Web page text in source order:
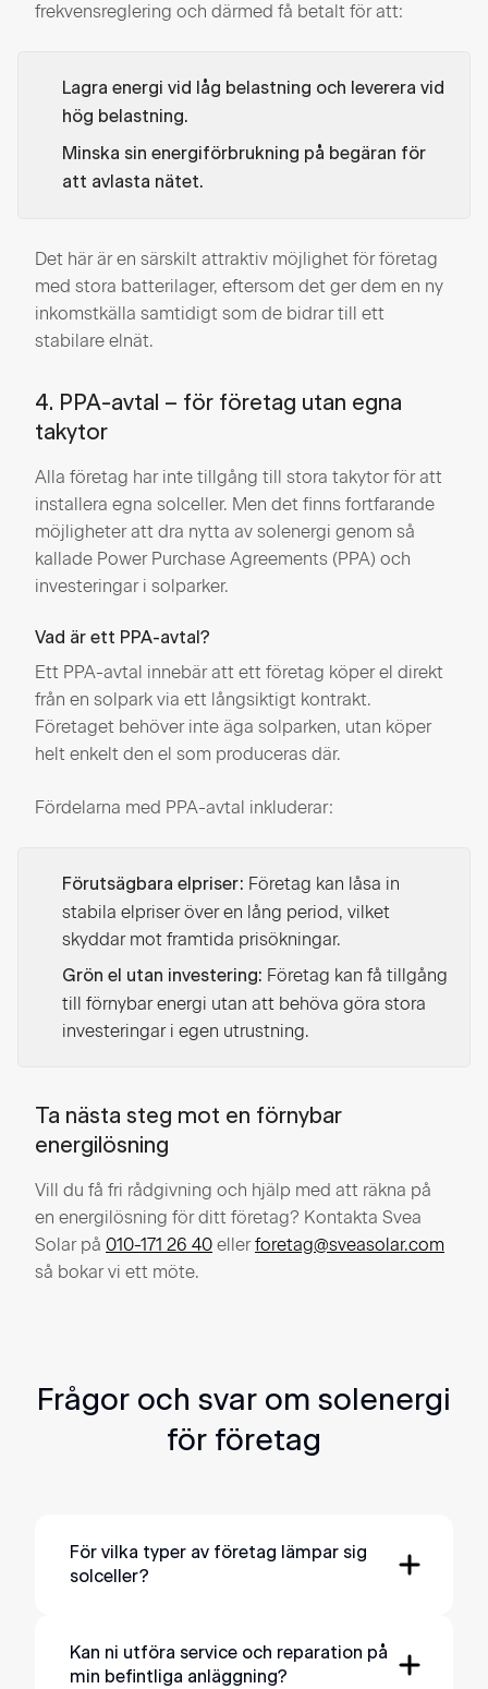
frekvensreglering och därmed få betalt för att:
Lagra energi vid låg belastning och leverera vid
hög belastning.
Minska sin energiförbrukning på begäran för
att avlasta nätet.
Det här är en särskilt attraktiv möjlighet för företag
med stora batterilager, eftersom det ger dem en ny
inkomstkälla samtidigt som de bidrar till ett
stabilare elnät.
4. PPA-avtal – för företag utan egna
takytor
Alla företag har inte tillgång till stora takytor för att
installera egna solceller. Men det finns fortfarande
möjligheter att dra nytta av solenergi genom så
kallade Power Purchase Agreements (PPA) och
investeringar i solparker.
Vad är ett PPA-avtal?
Ett PPA-avtal innebär att ett företag köper el direkt
från en solpark via ett långsiktigt kontrakt.
Företaget behöver inte äga solparken, utan köper
helt enkelt den el som produceras där.
Fördelarna med PPA-avtal inkluderar:
Förutsägbara elpriser: Företag kan låsa in
stabila elpriser över en lång period, vilket
skyddar mot framtida prisökningar.
Grön el utan investering: Företag kan få tillgång
till förnybar energi utan att behöva göra stora
investeringar i egen utrustning.
Ta nästa steg mot en förnybar
energilösning
Vill du få fri rådgivning och hjälp med att räkna på
en energilösning för ditt företag? Kontakta Svea
Solar på 010-171 26 40 ellerforetag@sveasolar.com
så bokar vi ett möte.
Frågor och svar om solenergi
för företag
För vilka typer av företag lämpar sig
solceller?
egna lokaler kan installera solceller. Här är
några exempel:
Kan ni utföra service och reparation på
min befintliga anläggning?